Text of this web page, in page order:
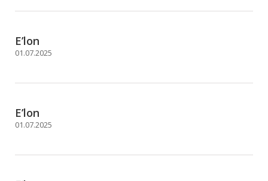
E’lon
01.07.2025
E’lon
01.07.2025